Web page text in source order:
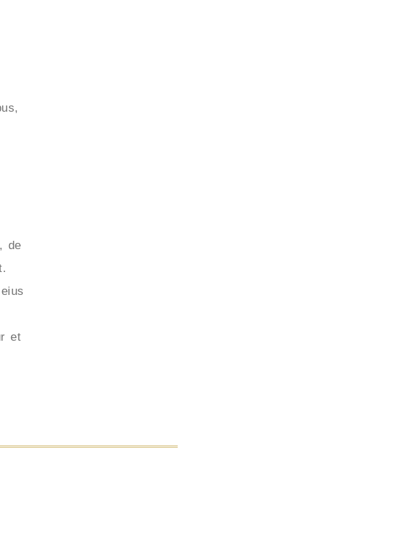
de
et